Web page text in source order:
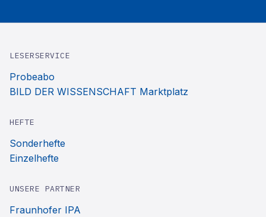
LESERSERVICE
Probeabo
BILD DER WISSENSCHAFT Marktplatz
HEFTE
Sonderhefte
Einzelhefte
UNSERE PARTNER
Fraunhofer IPA